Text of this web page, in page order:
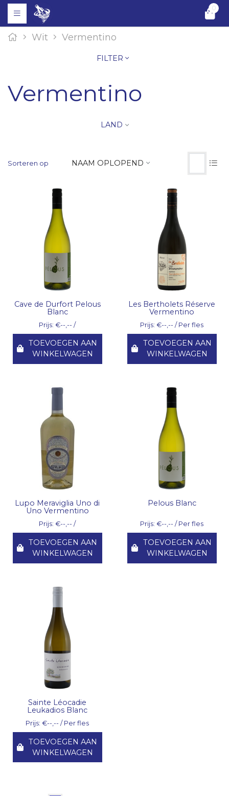
0
Wit Vermentino
FILTER
Vermentino
LAND
Sorteren op NAAM OPLOPEND
Cave de Durfort Pelous
Blanc
Prijs: €--,-- /
TOEVOEGEN AAN
WINKELWAGEN
Les Bertholets Réserve
Vermentino
Prijs: €--,-- / Per fles
TOEVOEGEN AAN
WINKELWAGEN
Lupo Meraviglia Uno di
Uno Vermentino
Prijs: €--,-- /
TOEVOEGEN AAN
WINKELWAGEN
Pelous Blanc
Prijs: €--,-- / Per fles
TOEVOEGEN AAN
WINKELWAGEN
Sainte Léocadie
Leukadios Blanc
Prijs: €--,-- / Per fles
TOEVOEGEN AAN
WINKELWAGEN